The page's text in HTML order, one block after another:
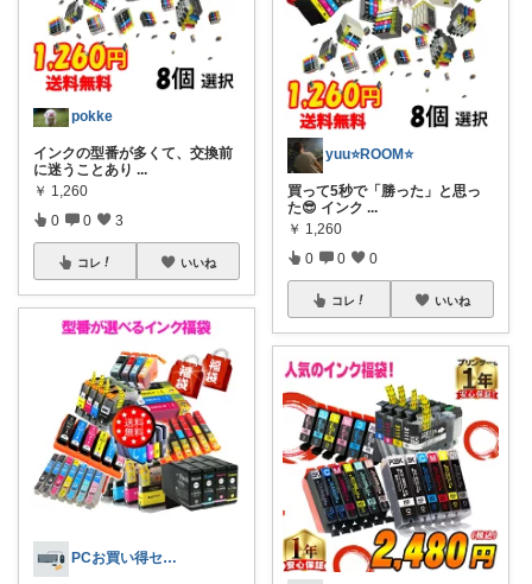
pokke
インクの型番が多くて、交換前
に迷うことあり ...
￥ 1,260
0 0 3
コレ いいね
PCお買い得セレクト
yuu⭐️ROOM⭐️
買って5秒で「勝った」と思っ
た😎 インク ...
￥ 1,260
0 0 0
コレ いいね